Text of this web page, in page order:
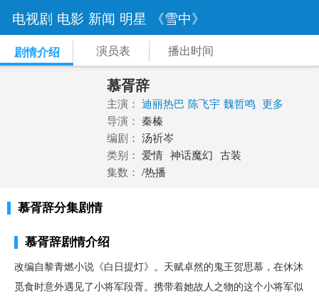
电视剧 电影 新闻 明星 《雪中》
剧情介绍 演员表 播出时间
慕胥辞
主演： 迪丽热巴 陈飞宇 魏哲鸣 更多
导演： 秦榛
编剧： 汤祈岑
类别： 爱情 神话魔幻 古装
集数： /热播
慕胥辞分集剧情
慕胥辞剧情介绍
改编自黎青燃小说《白日提灯》。天赋卓然的鬼王贺思慕，在休沐
觅食时意外遇见了小将军段胥。携带着她故人之物的这个小将军似